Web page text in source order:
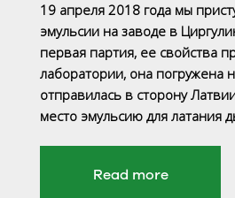
19 апреля 2018 года мы
эмульсии на заводе в
первая партия, ее свойства
лаборатории, она
отправилась в сторону
место эмульсию для латания
Read more